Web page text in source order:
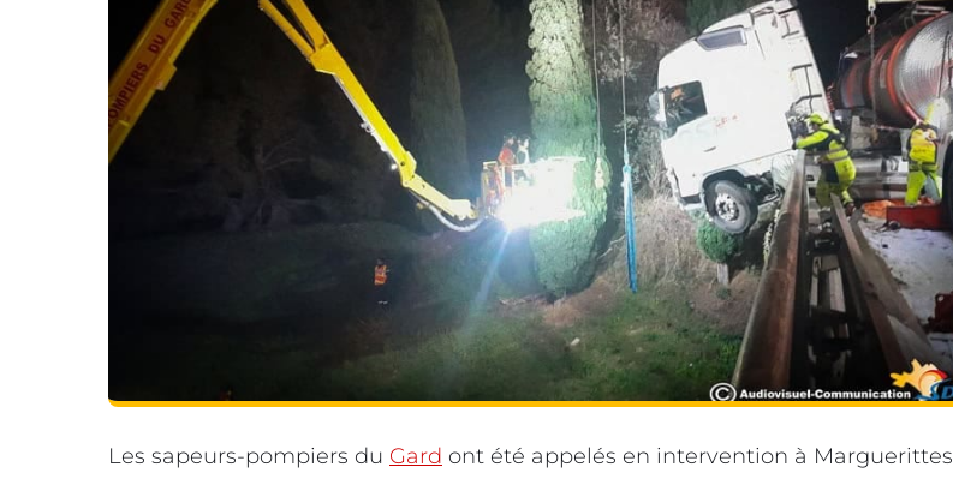
Les sapeurs-pompiers du Gard ont été appelés en intervention à Marguerittes